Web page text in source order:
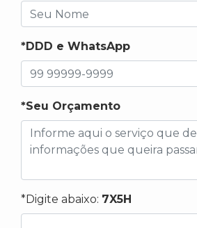
*DDD e WhatsApp
*Seu Orçamento
*Digite abaixo: 7X5H